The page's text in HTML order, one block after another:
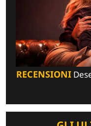
RECENSIONI